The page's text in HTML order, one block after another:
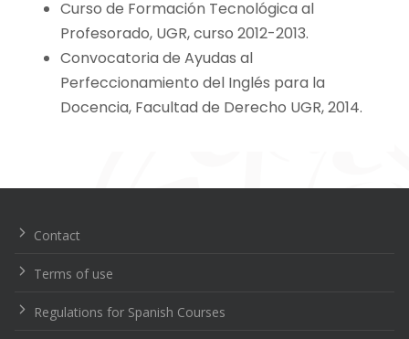
Curso de Formación Tecnológica al
Profesorado, UGR, curso 2012-2013.
Convocatoria de Ayudas al
Perfeccionamiento del Inglés para la
Docencia, Facultad de Derecho UGR, 2014.
de
Contact
Terms of use
Regulations for Spanish Courses